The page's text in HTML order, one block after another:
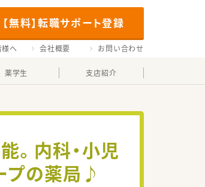
【無料】転職サポート登録
へ 会社概要 お問い合わせ
薬学生 支店紹介
。内科・小児
プの薬局♪